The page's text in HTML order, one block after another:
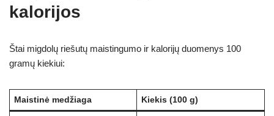
kalorijos
Štai migdolų riešutų maistingumo ir kalorijų duomenys 100
gramų kiekiui:
Maistinė medžiaga Kiekis (100 g)